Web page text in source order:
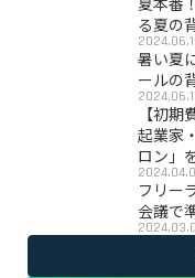
る夏の
暑い夏
ールの
【初
起業家
ロン」
フリー
会議で